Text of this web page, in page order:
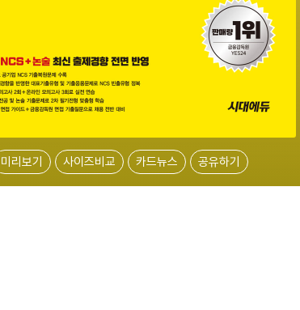
미리보기 사이즈비교 카드뉴스 공유하기